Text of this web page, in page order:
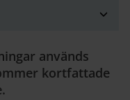
används
kortfattade